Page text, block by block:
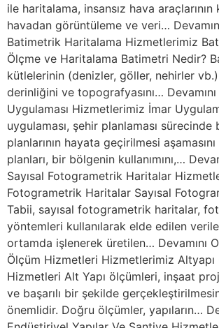
ile haritalama, insansız hava araçlarının
havadan görüntüleme ve veri…
Batimetrik Haritalama Hizmetlerimiz
Ölçme ve Haritalama Batimetri Nedir?
kütlelerinin (denizler, göller, nehirler
derinliğini ve topografyasını…
Uygulaması Hizmetlerimiz İmar
uygulaması, şehir planlaması
planlarının hayata geçirilmesi
planları, bir bölgenin kullanımını,…
Sayısal Fotogrametrik Haritalar
Fotogrametrik Haritalar Sayısal
Tabii, sayısal fotogrametrik haritalar,
yöntemleri kullanılarak elde edilen
ortamda işlenerek üretilen… Devamını
Ölçüm Hizmetleri Hizmetlerimiz Altyapı
Hizmetleri Alt Yapı ölçümleri, inşaat
ve başarılı bir şekilde
önemlidir. Doğru ölçümler, yapıların…